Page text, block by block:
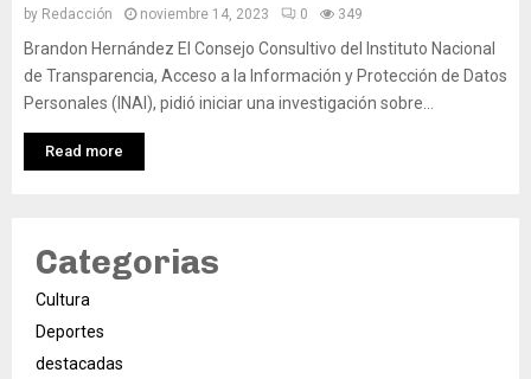
by Redacción noviembre 14, 2023 0 349
Brandon Hernández El Consejo Consultivo del Instituto Nacional
de Transparencia, Acceso a la Información y Protección de Datos
Personales (INAI), pidió iniciar una investigación sobre...
Read more
Categorias
Cultura
Deportes
destacadas